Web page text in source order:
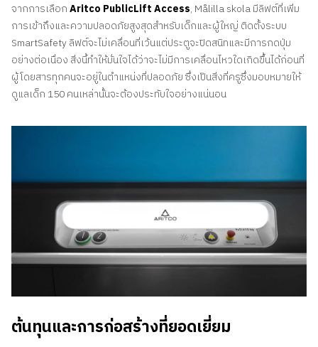
จากการเลือกAritco PublicLift Access, Målilla skola มีลิฟต์ที่เพิ่ม
การเข้าถึงและความปลอดภัยสูงสุดสำหรับเด็กและผู้ใหญ่ ติดตั้งระบบ
SmartSafety ลิฟต์จะไม่เคลื่อนที่เว้นแต่ประตูจะปิดสนิทและมีการกดปุ่ม
อย่างต่อเนื่อง สิ่งนี้ทำให้มั่นใจได้ว่าจะไม่มีการเคลื่อนไหวใดเกิดขึ้นได้ก่อนที่
ผู้โดยสารทุกคนจะอยู่ในตำแหน่งที่ปลอดภัย ซึ่งเป็นสิ่งที่ครูซึ่งมอบหมายให้
ดูแลเด็ก 150 คนเหล่านั้นจะต้องประทับใจอย่างแน่นอน
ต้นทุนและการก่อสร้างที่ยอดเยี่ยม